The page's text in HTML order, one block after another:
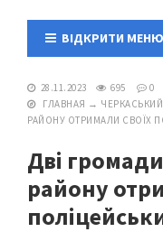
ВІДКРИТИ МЕНЮ
28.11.2023 695
0
ГЛАВНАЯ →
РАЙОНУ ОТРИМАЛИ СВОЇХ
Дві
району